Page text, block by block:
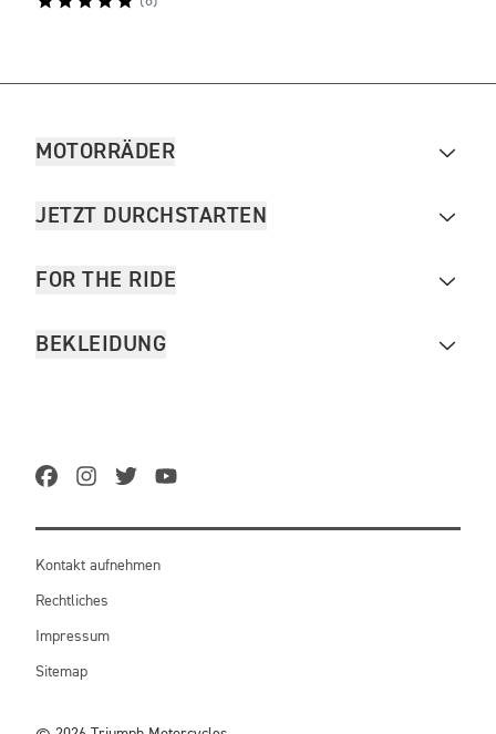
MOTORRÄDER
JETZT DURCHSTARTEN
FOR THE RIDE
BEKLEIDUNG
Kontakt aufnehmen
Rechtliches
Impressum
Sitemap